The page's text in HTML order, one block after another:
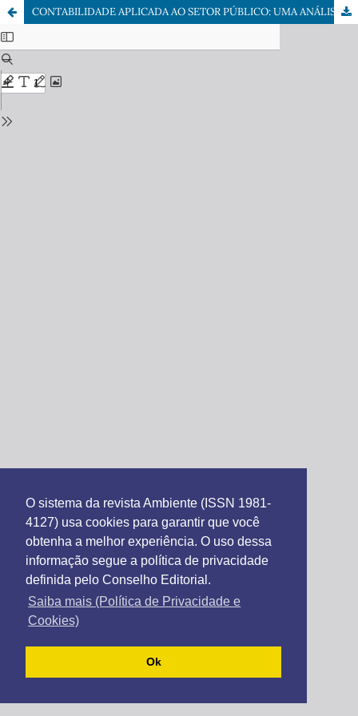
O sistema da revista Ambiente (ISSN 1981-
4127) usa cookies para garantir que você
obtenha a melhor experiência. O uso dessa
informação segue a política de privacidade
definida pelo Conselho Editorial.
Saiba mais (Política de Privacidade e
Cookies)
Ok
CONTABILIDADE APLICADA AO SETOR PÚBLICO: UMA ANÁLISE DA PRESTAÇÃO DE CONTAS COMO INSTRUMENTO DE AUTOAVALIAÇÃO INSTITUCIONAL